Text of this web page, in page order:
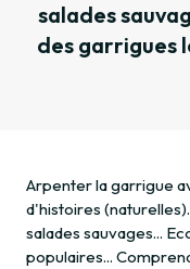
salades
des garrigues
Arpenter la garrigue
d'histoires
salades sauvages...
populaires...